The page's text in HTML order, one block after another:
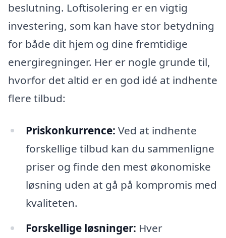
beslutning. Loftisolering er en vigtig
investering, som kan have stor betydning
for både dit hjem og dine fremtidige
energiregninger. Her er nogle grunde til,
hvorfor det altid er en god idé at indhente
flere tilbud:
Priskonkurrence: Ved at indhente
forskellige tilbud kan du sammenligne
priser og finde den mest økonomiske
løsning uden at gå på kompromis med
kvaliteten.
Forskellige løsninger: Hver